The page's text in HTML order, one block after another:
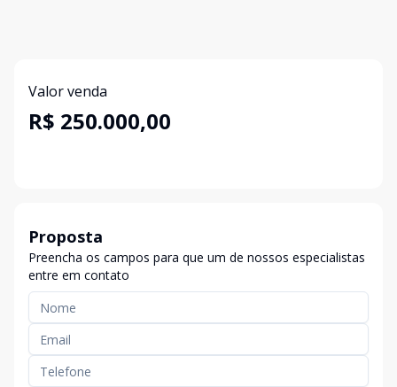
Valor venda
R$ 250.000,00
Proposta
Preencha os campos para que um de nossos especialistas
entre em contato